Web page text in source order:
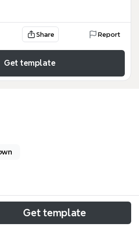
Share Report
Get template
レートは、小売業者や個人事業主
に管理するためのXmindマインド
Get template